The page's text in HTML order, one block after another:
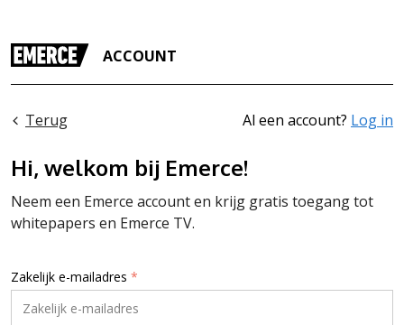
ACCOUNT
Terug Al een account? Log in
Hi, welkom bij Emerce!
Neem een Emerce account en krijg gratis toegang tot
whitepapers en Emerce TV.
Zakelijk e-mailadres *